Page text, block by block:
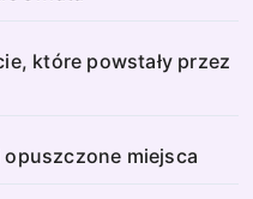
które powstały przez
opuszczone miejsca